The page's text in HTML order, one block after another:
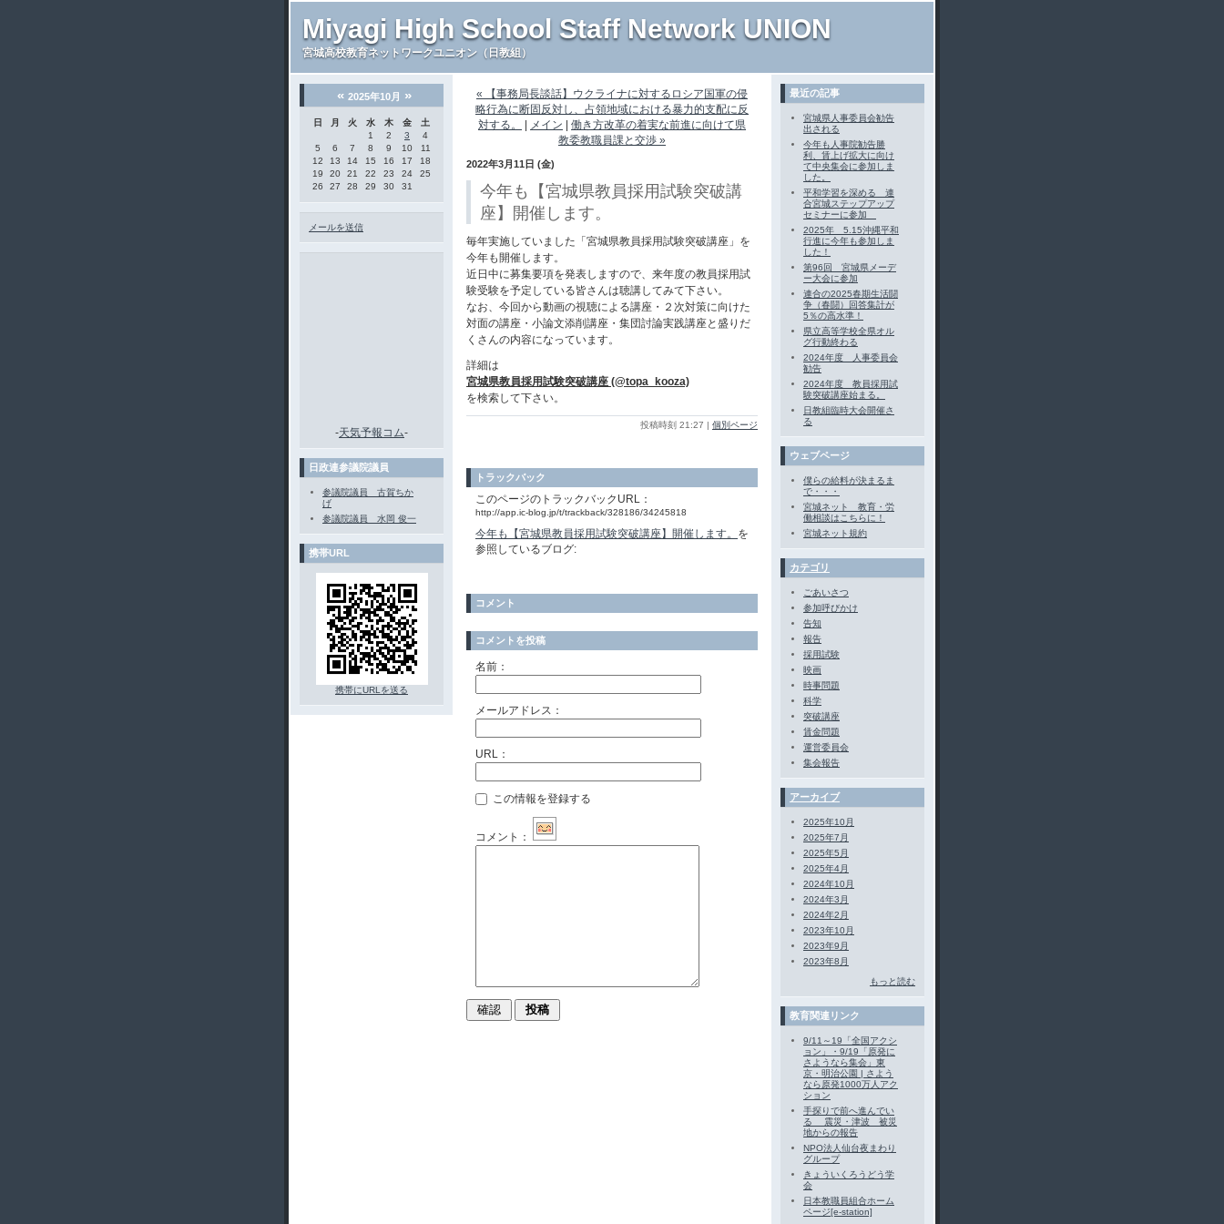
Miyagi High School Staff Network UNION
宮城高校教育ネットワークユニオン（日教組）
« 2025年10月 »
日 月 火 水 木 金
土
1
2 3
4
5
6 7 8 9 10
11
12
13 14 15 16 17
18
19
20 21 22 23 24
25
26
27 28 29 30 31
メールを送信
-天気予報コム-
日政連参議院議員
参議院議員 古賀ちか
げ
参議院議員 水岡 俊一
携帯URL
携帯にURLを送る
« 【事務局長談話】ウクライナに対するロシア国軍の侵
略行為に断固反対し、占領地域における暴力的支配に反
対する。
メイン
働き方改革の着実な前進に向けて県
教委教職員課と交渉 »
2022年3月11日 (金)
今年も【宮城県教員採用試験突破講
座】開催します。
毎年実施していました「宮城県教員採用試験突破講座」を
今年も開催します。
近日中に募集要項を発表しますので、来年度の教員採用試
験受験を予定している皆さんは聴講してみて下さい。
なお、今回から動画の視聴による講座・２次対策に向けた
対面の講座・小論文添削講座・集団討論実践講座と盛りだ
くさんの内容になっています。
詳細は
宮城県教員採用試験突破講座 (@topa_kooza)
を検索して下さい。
投稿時刻 21:27 | 個別ページ
トラックバック
このページのトラックバックURL：
http://app.ic-blog.jp/t/trackback/328186/34245818
今年も【宮城県教員採用試験突破講座】開催します。 を
参照しているブログ:
コメント
コメントを投稿
名前：
メールアドレス：
URL：
この情報を登録する
コメント：
最近の記事
宮城県人事委員会勧告
出される
今年も人事院勧告勝
利、賃上げ拡大に向け
て中央集会に参加しま
した。
平和学習を深める 連
合宮城ステップアップ
セミナーに参加
2025年 5.15沖縄平和
行進に今年も参加しま
した！
第96回 宮城県メーデ
ー大会に参加
連合の2025春期生活闘
争（春闘）回答集計が
5％の高水準！
県立高等学校全県オル
グ行動終わる
2024年度 人事委員会
勧告
2024年度 教員採用試
験突破講座始まる。
日教組臨時大会開催さ
る
ウェブページ
僕らの給料が決まるま
で・・・
宮城ネット 教育・労
働相談はこちらに！
宮城ネット規約
カテゴリ
ごあいさつ
参加呼びかけ
告知
報告
採用試験
映画
時事問題
科学
突破講座
賃金問題
運営委員会
集会報告
アーカイブ
2025年10月
2025年7月
2025年5月
2025年4月
2024年10月
2024年3月
2024年2月
2023年10月
2023年9月
2023年8月
もっと読む
教育関連リンク
9/11～19「全国アクシ
ョン」・9/19「原発に
さようなら集会」東
京・明治公園 | さよう
なら原発1000万人アク
ション
手探りで前へ進んでい
る 震災・津波 被災
地からの報告
NPO法人仙台夜まわり
グループ
きょういくろうどう学
会
日本教職員組合ホーム
ページ[e-station]